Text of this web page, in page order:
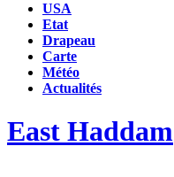
USA
Etat
Drapeau
Carte
Météo
Actualités
East Haddam